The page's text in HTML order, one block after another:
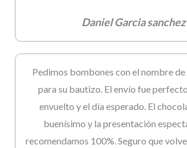
Daniel Garcia sanchez
Pedimos bombones con el nombre
para su bautizo. El envío fue
envuelto y el día esperado. El
buenísimo y la presentación
recomendamos 100%. Seguro que